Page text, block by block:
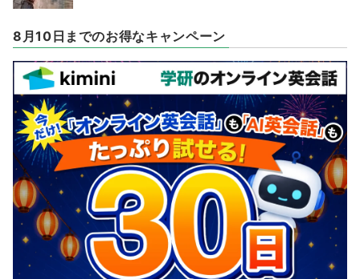
8月10日までのお得なキャンペーン